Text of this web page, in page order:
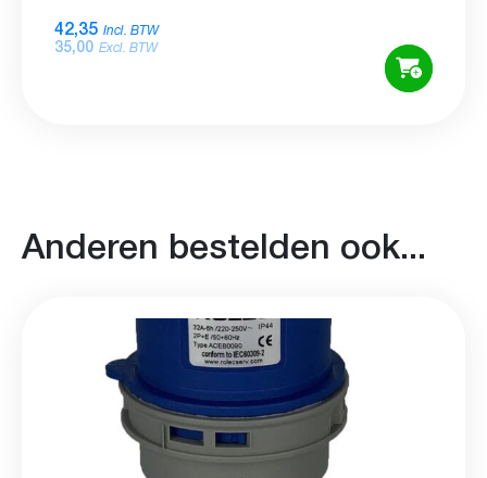
42,35 Incl. BTW
35,00 Excl. BTW
Anderen bestelden ook...